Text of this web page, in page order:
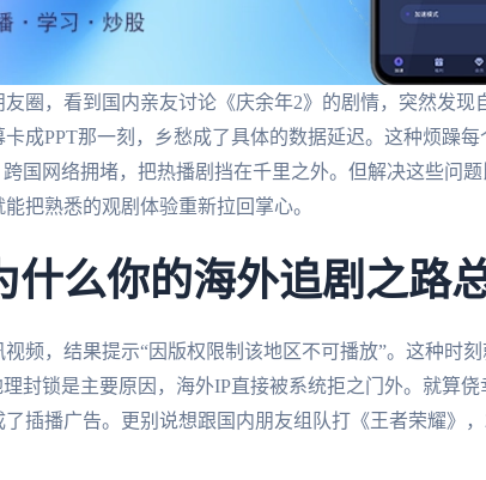
友圈，看到国内亲友讨论《庆余年2》的剧情，突然发
卡成PPT那一刻，乡愁成了具体的数据延迟。这种烦躁
国网络拥堵，把热播剧挡在千里之外。但解决这些问
把熟悉的观剧体验重新拉回掌心。
什么你的海外追剧之路
视频，结果提示“因版权限制该地区不可播放”。这种时
封锁是主要原因，海外IP直接被系统拒之门外。就算
了插播广告。更别说想跟国内朋友组队打《王者荣耀》